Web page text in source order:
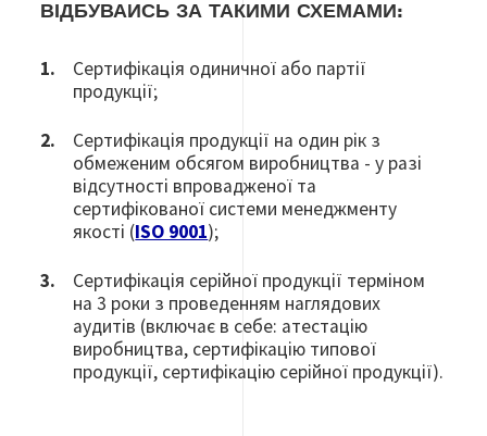
ВІДБУВАИСЬ ЗА ТАКИМИ СХЕМАМИ:
Сертифікація одиничної або партії
продукції;
Сертифікація продукції на один рік з
обмеженим обсягом виробництва - у разі
відсутності впровадженої та
сертифікованої системи менеджменту
якості (ISO 9001);
Сертифікація серійної продукції терміном
на 3 роки з проведенням наглядових
аудитів (включає в себе: атестацію
виробництва, сертифікацію типової
продукції, сертифікацію серійної продукції).